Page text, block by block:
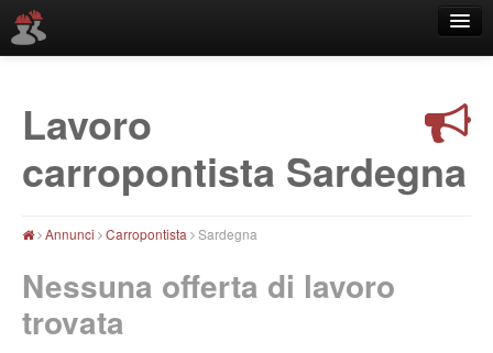
Località
Lavoro
carropontista Sardegna
Annunci Carropontista Sardegna
Nessuna offerta di lavoro
trovata